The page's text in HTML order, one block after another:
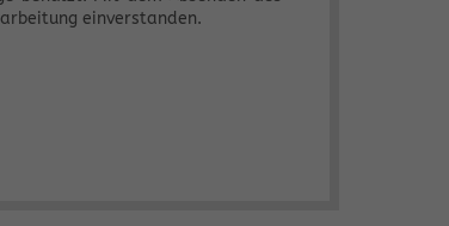
einverstanden.